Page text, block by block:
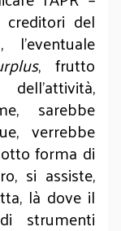
creditori del
, frutto
sarebbe
verrebbe
forma di
si assiste,
là dove il
strumenti